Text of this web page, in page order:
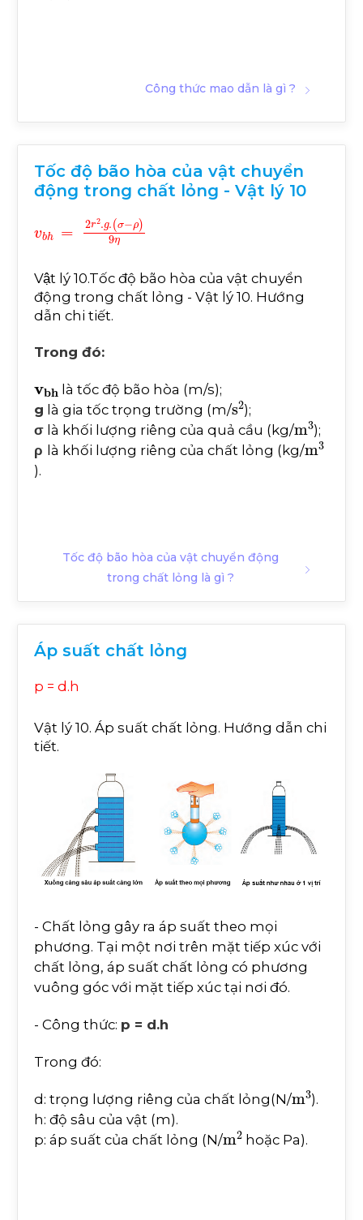
Công thức mao dẫn là gì ?
Tốc độ bão hòa của vật chuyển
động trong chất lỏng - Vật lý 10
2r2.g.(σ-
Vật lý 10.Tốc độ bão hòa của vật chuyển
động trong chất lỏng - Vật lý 10. Hướng
dẫn chi tiết.
Trong đó:
bhlà tốc độ bão hòa (m/s);
g là gia tốc trọng trường (m/ s2);
σ là khối lượng riêng của quả cầu (kg/ m3);
ρ là khối lượng riêng của chất lỏng (kg/m3
).
Tốc độ bão hòa của vật chuyển động
trong chất lỏng là gì ?
Áp suất chất lỏng
p = d.h
Vật lý 10. Áp suất chất lỏng. Hướng dẫn chi
tiết.
- Chất lỏng gây ra áp suất theo mọi
phương. Tại một nơi trên mặt tiếp xúc với
chất lỏng, áp suất chất lỏng có phương
vuông góc với mặt tiếp xúc tại nơi đó.
- Công thức: p = d.h
Trong đó:
d: trọng lượng riêng của chất lỏng(N/ m3).
h: độ sâu của vật (m).
p: áp suất của chất lỏng (N/ m2
hoặc Pa).